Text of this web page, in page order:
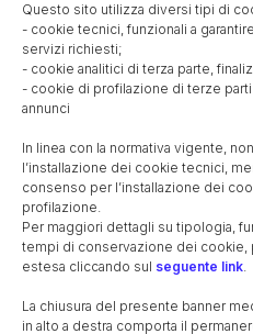
Questo sito utilizza diversi tipi di
- cookie tecnici, funzionali a
servizi richiesti;
- cookie analitici di terza parte,
- cookie di profilazione di terze
annunci
In linea con la normativa vigente,
l’installazione dei cookie tecnici,
consenso per l’installazione dei
profilazione.
Per maggiori dettagli su tipologia,
tempi di conservazione dei cookie,
estesa cliccando sul seguente link.
La chiusura del presente banner
in alto a destra comporta il
1932
Andrea
Furlan ed Occhial
Giovanni Occhial
1932 Angelo
Valentino
Eugenio